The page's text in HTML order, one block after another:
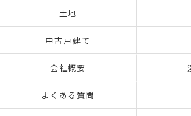
土地
中古戸建て
会社概要
よくある質問